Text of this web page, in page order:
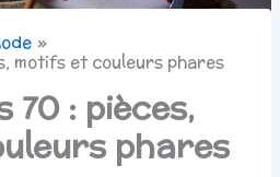
motifs et couleurs phares
70 : pièces,
phares